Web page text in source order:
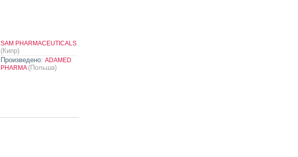
SAM PHARMACEUTICALS
(Кипр)
Произведено: ADAMED
PHARMA (Польша)